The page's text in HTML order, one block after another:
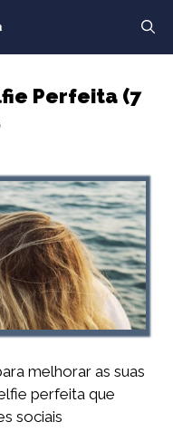
Perfeita (7
melhorar as suas
perfeita que
sociais